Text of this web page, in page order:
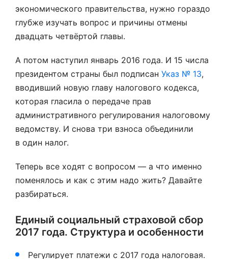
экономического правительства, нужно гораздо
глубже изучать вопрос и причины отмены
двадцать четвёртой главы.
А потом наступил январь 2016 года. И 15 числа
президентом страны был подписан Указ № 13,
вводивший новую главу налогового кодекса,
которая гласила о передаче прав
административного регулирования налоговому
ведомству. И снова три взноса объединили
в один налог.
Теперь все ходят с вопросом — а что именно
поменялось и как с этим надо жить? Давайте
разбираться.
Единый социальный страховой сбор
2017 года. Структура и особенности
Регулирует платежи с 2017 года налоговая.